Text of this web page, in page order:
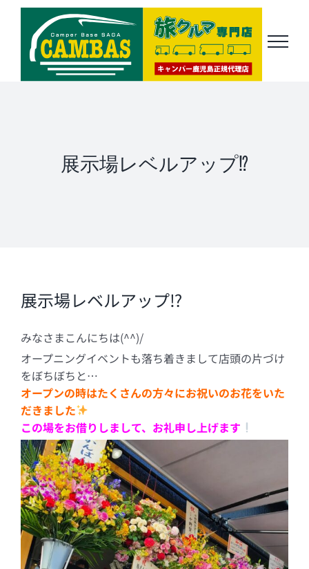
Skip
content
展示場レベルアップ⁉
展示場レベルアップ⁉
みなさまこんにちは(^^)/
オープニングイベントも落ち着きまして店頭の片づけ
をぼちぼちと…
オープンの時はたくさんの方々にお祝いのお花をいた
だきました
この場をお借りしまして、お礼申し上げます